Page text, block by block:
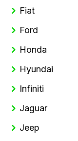
Fiat
Ford
Honda
Hyundai
Infiniti
Jaguar
Jeep